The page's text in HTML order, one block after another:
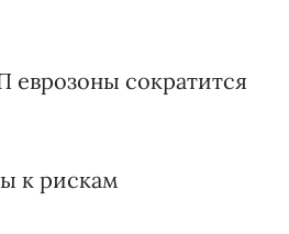
еврозоны сократится
к рискам